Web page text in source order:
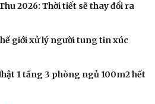
Nhà đẹp
Tình yêu - Gia đình
2026: Thời tiết sẽ thay đổi ra
giới xử lý người tung tin xúc
1 tầng 3 phòng ngủ 100m2 hết